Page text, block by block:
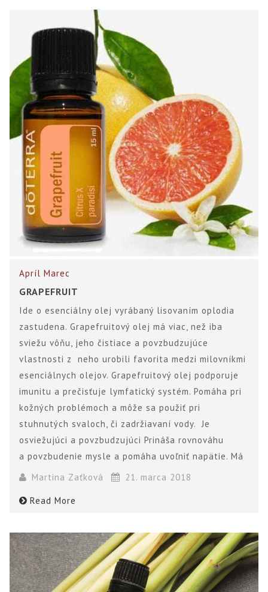
Apríl Marec
GRAPEFRUIT
Ide o esenciálny olej vyrábaný lisovaním oplodia
zastudena. Grapefruitový olej má viac, než iba
sviežu vôňu, jeho čistiace a povzbudzujúce
vlastnosti z neho urobili favorita medzi milovníkmi
esenciálnych olejov. Grapefruitový olej podporuje
imunitu a prečisťuje lymfatický systém. Pomáha pri
kožných problémoch a môže sa použiť pri
stuhnutých svaloch, či zadržiavaní vody. Je
osviežujúci a povzbudzujúci Prináša rovnováhu
a povzbudenie mysle a pomáha uvoľniť napätie. Má
Martina Zaťková
21. marca 2018
Read More